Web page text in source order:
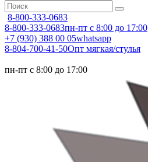
8-800-333-0683
8-800-333-0683пн-пт с 8:00 до 17:00
+7 (930) 388 00 05whatsapp
8-804-700-41-50Опт мягкая/стулья
пн-пт с 8:00 до 17:00